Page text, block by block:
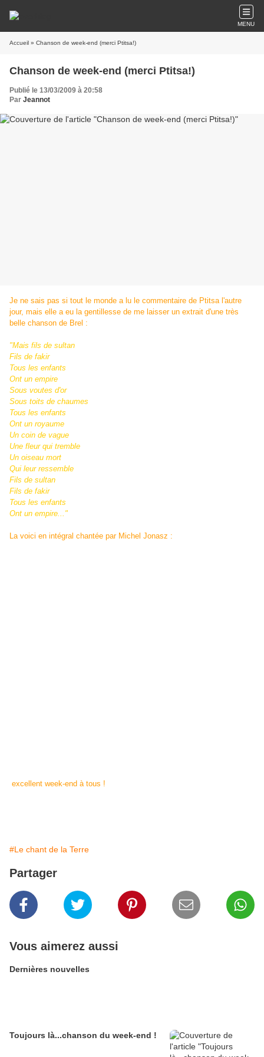
MENU
Accueil » Chanson de week-end (merci Ptitsa!)
Chanson de week-end (merci Ptitsa!)
Publié le 13/03/2009 à 20:58
Par Jeannot
Je ne sais pas si tout le monde a lu le commentaire de Ptitsa l'autre
jour, mais elle a eu la gentillesse de me laisser un extrait d'une très
belle chanson de Brel :
"Mais fils de sultan
Fils de fakir
Tous les enfants
Ont un empire
Sous voutes d'or
Sous toits de chaumes
Tous les enfants
Ont un royaume
Un coin de vague
Une fleur qui tremble
Un oiseau mort
Qui leur ressemble
Fils de sultan
Fils de fakir
Tous les enfants
Ont un empire..."
La voici en intégral chantée par Michel Jonasz :
excellent week-end à tous !
#Le chant de la Terre
Partager
Vous aimerez aussi
Dernières nouvelles
Toujours là...chanson du week-end !